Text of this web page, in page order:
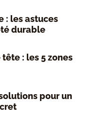
: les astuces
durable
: les 5 zones
pour un